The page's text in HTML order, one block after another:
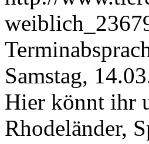
Samstag,
Hier könnt ihr
Rhodeländer,